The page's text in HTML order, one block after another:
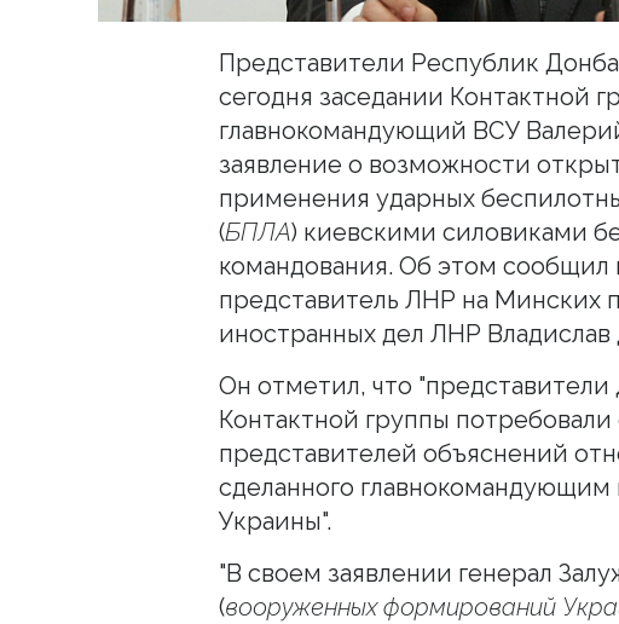
Представители Республик
сегодня заседании Контактной
главнокомандующий ВСУ
заявление о возможности
применения ударных
(БПЛА) киевскими силовиками
командования. Об этом сообщил
представитель ЛНР на Минских
иностранных дел ЛНР Владислав
Он отметил, что "представители
Контактной группы потребовали
представителей объяснений
сделанного
Украины".
"В своем заявлении генерал
(вооруженных формирований